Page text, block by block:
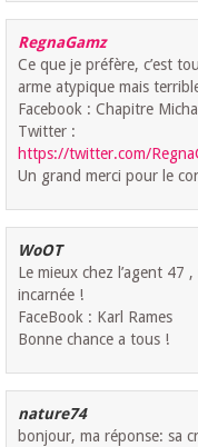
RegnaGamz
Ce que je préfère, c’est
arme atypique mais
Facebook : Chapitre
Twitter :
https://twitter.com/
Un grand merci pour le
WoOT
Le mieux chez l’agent 47
incarnée !
FaceBook : Karl Rames
Bonne chance a tous !
nature74
bonjour, ma réponse: sa